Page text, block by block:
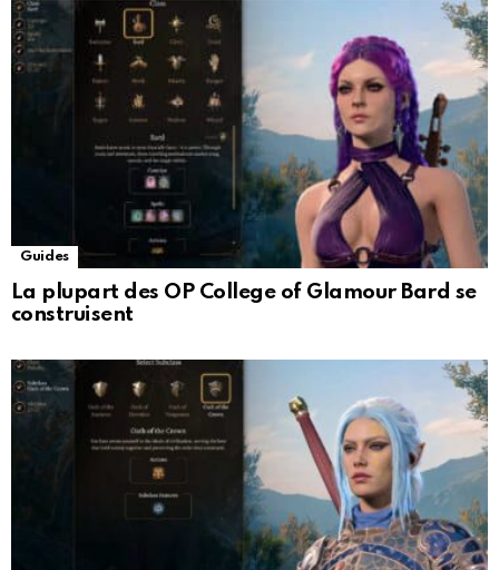
Guides
La plupart des OP College of Glamour Bard se
construisent